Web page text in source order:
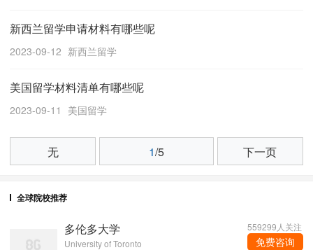
新西兰留学申请材料有哪些呢
2023-09-12 新西兰留学
美国留学材料清单有哪些呢
2023-09-11 美国留学
无 1/5 下一页
全球院校推荐
多伦多大学
University of Toronto
559299人关注
免费咨询